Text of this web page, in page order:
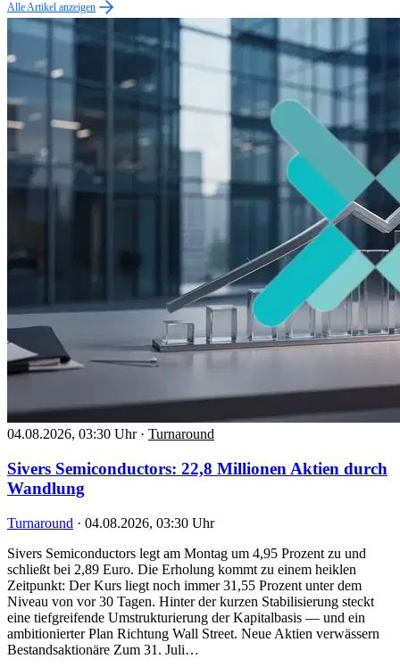
Alle Artikel anzeigen
04.08.2026, 03:30 Uhr · Turnaround
Sivers Semiconductors: 22,8 Millionen Aktien durch
Wandlung
Turnaround · 04.08.2026, 03:30 Uhr
Sivers Semiconductors legt am Montag um 4,95 Prozent zu und
schließt bei 2,89 Euro. Die Erholung kommt zu einem heiklen
Zeitpunkt: Der Kurs liegt noch immer 31,55 Prozent unter dem
Niveau von vor 30 Tagen. Hinter der kurzen Stabilisierung steckt
eine tiefgreifende Umstrukturierung der Kapitalbasis — und ein
ambitionierter Plan Richtung Wall Street. Neue Aktien verwässern
Bestandsaktionäre Zum 31. Juli…